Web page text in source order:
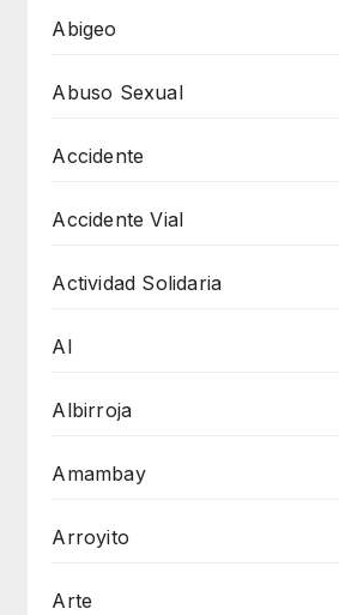
Abigeo
Abuso Sexual
Accidente
Accidente Vial
Actividad Solidaria
AI
Albirroja
Amambay
Arroyito
Arte